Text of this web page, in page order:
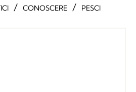
/ CONOSCERE / PESCI